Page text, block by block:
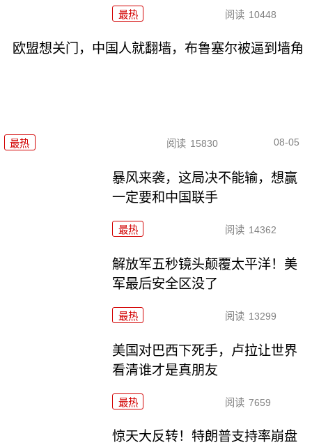
最热 阅读 10448
欧盟想关门，中国人就翻墙，布鲁塞尔被逼到墙角
最热 阅读 15830 08-05
暴风来袭，这局决不能输，想赢
一定要和中国联手
最热 阅读 14362
解放军五秒镜头颠覆太平洋！美
军最后安全区没了
最热 阅读 13299
美国对巴西下死手，卢拉让世界
看清谁才是真朋友
最热 阅读 7659
惊天大反转！特朗普支持率崩盘